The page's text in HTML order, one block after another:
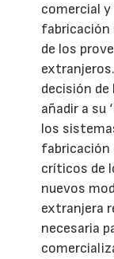
comercial y
fabricación
de los
decisión de
añadir a su
los
fabricación
críticos de
nuevos
extranjera
necesaria